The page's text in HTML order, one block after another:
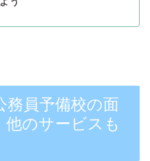
務員予備校の面
のサービスも